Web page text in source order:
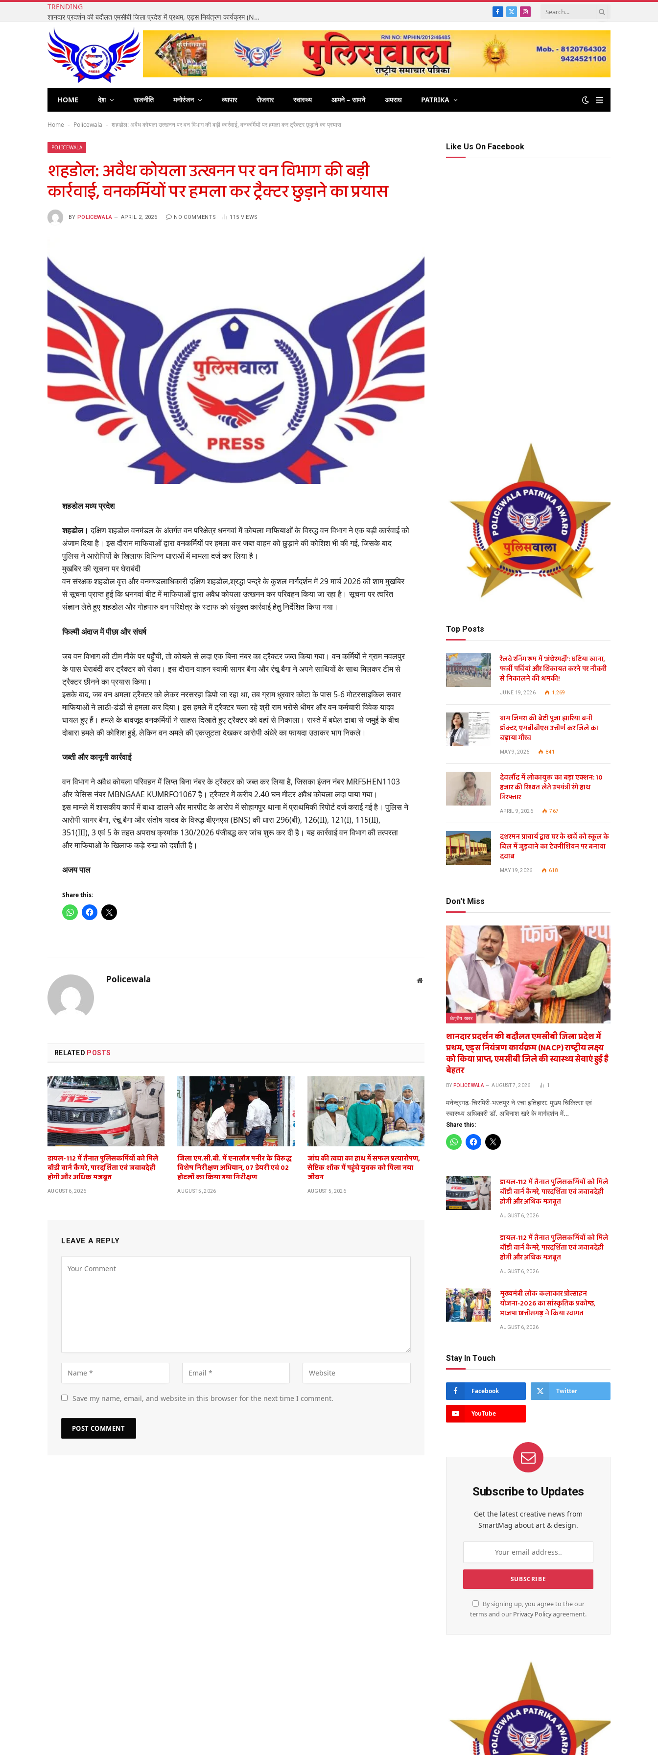
TRENDING
शानदार प्रदर्शन की बदौलत एमसीबी जिला प्रदेश में प्रथम, एड्स नियंत्रण कार्यक्रम (NACP) राष्ट्रीय लक्ष्य को किया प्राप्त, एमसीबी जिले की स्वास्थ्य सेवाएं हुई है बेहतर
Facebook
X
Instagram
HOME देश राजनीति मनोरंजन व्यापार रोजगार स्वास्थ्य आमने – सामने अपराध PATRIKA
Home - Policewala - शहडोल: अवैध कोयला उत्खनन पर वन विभाग की बड़ी कार्रवाई, वनकर्मियों पर हमला कर ट्रैक्टर छुड़ाने का प्रयास
POLICEWALA
शहडोल: अवैध कोयला उत्खनन पर वन विभाग की बड़ी
कार्रवाई, वनकर्मियों पर हमला कर ट्रैक्टर छुड़ाने का प्रयास
BY POLICEWALA APRIL 2, 2026 NO COMMENTS 115 VIEWS
शहडोल मध्य प्रदेश
​शहडोल। दक्षिण शहडोल वनमंडल के अंतर्गत वन परिक्षेत्र धनगवां में कोयला माफियाओं के विरुद्ध वन विभाग ने एक बड़ी कार्रवाई को
अंजाम दिया है। इस दौरान माफियाओं द्वारा वनकर्मियों पर हमला कर जब्त वाहन को छुड़ाने की कोशिश भी की गई, जिसके बाद
पुलिस ने आरोपियों के खिलाफ विभिन्न धाराओं में मामला दर्ज कर लिया है।
​मुखबिर की सूचना पर घेराबंदी
​वन संरक्षक शहडोल वृत्त और वनमण्डलाधिकारी दक्षिण शहडोल,श्रद्धा पन्द्रे के कुशल मार्गदर्शन में 29 मार्च 2026 की शाम मुखबिर
से सूचना प्राप्त हुई कि धनगवां बीट में माफियाओं द्वारा अवैध कोयला उत्खनन कर परिवहन किया जा रहा है। सूचना पर त्वरित
संज्ञान लेते हुए शहडोल और गोहपारु वन परिक्षेत्र के स्टाफ को संयुक्त कार्रवाई हेतु निर्देशित किया गया।
​फिल्मी अंदाज में पीछा और संघर्ष
​जब वन विभाग की टीम मौके पर पहुँची, तो कोयले से लदा एक बिना नंबर का ट्रैक्टर जब्त किया गया। वन कर्मियों ने ग्राम नवलपुर
के पास घेराबंदी कर ट्रैक्टर को रोका। इस दौरान वाहन स्वामी सागर बैगा और रंचू बैगा ने अपने साथियों के साथ मिलकर टीम से
ट्रैक्टर छीनने का प्रयास किया।
​इसके बाद, जब वन अमला ट्रैक्टर को लेकर नरसरहा डिपो जा रहा था, तब ग्राम धुरवार कोटा के पास 5-6 मोटरसाइकिल सवार
माफियाओं ने लाठी-डंडों से हमला कर दिया। इस हमले में ट्रैक्टर चला रहे श्री राम भरोसे धीमर और वन कर्मचारी विवेक यादव
घायल हुए हैं। हमले के बावजूद वनकर्मियों ने साहस दिखाते हुए ट्रैक्टर को वहां से निकाला। रास्ते में बघेल ढाबा से जमुई के बीच
दोबारा हमले की कोशिश हुई, लेकिन वन अमले की एकजुटता देखकर आरोपी अंधेरे का फायदा उठाकर भाग निकले।
​जब्ती और कानूनी कार्रवाई
​वन विभाग ने अवैध कोयला परिवहन में लिप्त बिना नंबर के ट्रैक्टर को जब्त कर लिया है, जिसका इंजन नंबर MRF5HEN1103
और चेसिस नंबर MBNGAAE KUMRFO1067 है। ट्रैक्टर में करीब 2.40 घन मीटर अवैध कोयला लदा पाया गया।
​इस मामले में शासकीय कार्य में बाधा डालने और मारपीट के आरोप में सोहागपुर थाना में प्राथमिकी रिपोर्ट दर्ज कराई गई है। पुलिस ने
आरोपी सागर बैगा, रंचू बैगा और संतोष यादव के विरुद्ध बीएनएस (BNS) की धारा 296(बी), 126(II), 121(I), 115(II),
351(III), 3 एवं 5 के तहत अपराध क्रमांक 130/2026 पंजीबद्ध कर जांच शुरू कर दी है। यह कार्रवाई वन विभाग की तत्परता
और माफियाओं के खिलाफ कड़े रुख को दर्शाती है।
अजय पाल
Share this:
Policewala Website
RELATED POSTS
डायल-112 में तैनात पुलिसकर्मियों को मिले
बॉडी वार्न कैमरे, पारदर्शिता एवं जवाबदेही
होगी और अधिक मजबूत
AUGUST 6, 2026
जिला एम.सी.बी. में एनालॉग पनीर के विरुद्ध
विशेष निरीक्षण अभियान, 07 डेयरी एवं 02
होटलों का किया गया निरीक्षण
AUGUST 5, 2026
जांघ की त्वचा का हाथ में सफल प्रत्यारोपण,
सेप्टिक शॉक में पहुंचे युवक को मिला नया
जीवन
AUGUST 5, 2026
LEAVE A REPLY
Save my name, email, and website in this browser for the next time I comment.
Like Us On Facebook
Top Posts
रेलवे रनिंग रूम में ‘अंधेरगर्दी’: घटिया खाना,
फर्जी पर्चियां और शिकायत करने पर नौकरी
से निकालने की धमकी!
JUNE 19, 2026 1,269
ग्राम जिमरा की बेटी पूजा झारिया बनी
डॉक्टर, एमबीबीएस उत्तीर्ण कर जिले का
बढ़ाया गौरव
MAY 9, 2026 841
देवलौंद में लोकायुक्त का बड़ा एक्शन: 10
हजार की रिश्वत लेते उपयंत्री रंगे हाथ
गिरफ्तार
APRIL 9, 2026 767
दशरमन प्राचार्य द्वारा घर के खर्चे को स्कूल के
बिल में जुड़वाने का टेक्नीशियन पर बनाया
दवाब
MAY 19, 2026 618
Don't Miss
क्षेत्रीय खबर
शानदार प्रदर्शन की बदौलत एमसीबी जिला प्रदेश में
प्रथम, एड्स नियंत्रण कार्यक्रम (NACP) राष्ट्रीय लक्ष्य
को किया प्राप्त, एमसीबी जिले की स्वास्थ्य सेवाएं हुई है
बेहतर
BY POLICEWALA AUGUST 7, 2026 1
मनेन्द्रगढ़-चिरमिरी-भरतपुर ने रचा इतिहास: मुख्य चिकित्सा एवं
स्वास्थ्य अधिकारी डॉ. अविनाश खरे के मार्गदर्शन में…
Share this:
डायल-112 में तैनात पुलिसकर्मियों को मिले
बॉडी वार्न कैमरे, पारदर्शिता एवं जवाबदेही
होगी और अधिक मजबूत
AUGUST 6, 2026
डायल-112 में तैनात पुलिसकर्मियों को मिले
बॉडी वार्न कैमरे, पारदर्शिता एवं जवाबदेही
होगी और अधिक मजबूत
AUGUST 6, 2026
मुख्यमंत्री लोक कलाकार प्रोत्साहन
योजना-2026 का सांस्कृतिक प्रकोष्ठ,
भाजपा छत्तीसगढ़ ने किया स्वागत
AUGUST 6, 2026
Stay In Touch
Facebook Twitter
YouTube
Subscribe to Updates
Get the latest creative news from
SmartMag about art & design.
By signing up, you agree to the our
terms and our Privacy Policyagreement.